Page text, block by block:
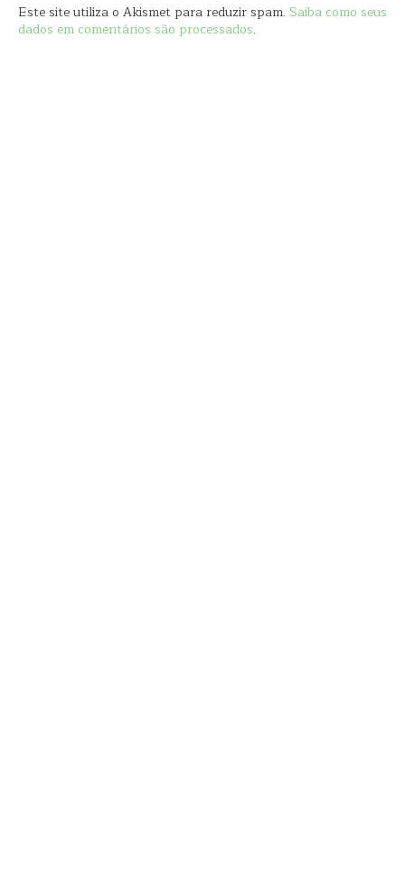
Este site utiliza o Akismet para reduzir spam. Saiba como seus
dados em comentários são processados.